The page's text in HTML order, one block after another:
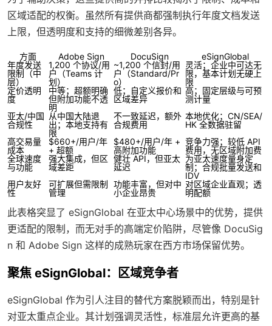
区域适配的权衡。虽然所有提供商都强制执行年度文档发送
上限，但透明度和支持的细微差别各异。
方面 Adobe Sign DocuSign
eSignGlobal
年度发送
限制（中
层）
1,200 个协议/用
户（Teams 计
划）
~1,200 个信封/用
户（Standard/Pr
o）
灵活；企业中可达无
限，基本计划无硬上
限
定价透明
度
中等；超额明确
但附加功能不透
明
低；自定义报价和
区域差异
高；固定层级与可预
测计量
亚太/中国
合规性
从中国大陆退
出；本地支持有
限
不一致延迟，额外
合规费用
本地优化；CN/SEA/
HK 全数据驻留
高交易量
成本
$660+/用户/年
+ 超额
$480+/用户/年 +
高附加功能
竞争力强；较低 API
费用，无区域附加费
全球速度
与功能
强大集成，但区
域差距
健壮 API，但亚太
延迟
为亚太速度量身定
制；合规批量发送和
IDV
用户友好
性
可扩展但需限制
管理
功能丰富，但对中
小企业昂贵
对区域企业直观；透
明配额
此表格突显了 eSignGlobal 在亚太中心场景中的优势，提供
更适配的限制，而无对手的高端定价陷阱，尽管像 DocuSig
n 和 Adobe Sign 这样的成熟玩家在西方市场保留优势。
聚焦 eSignGlobal：区域竞争者
eSignGlobal 作为引人注目的替代方案脱颖而出，特别是针
对亚太重点企业。其计划强调灵活性，标准层允许更高的基